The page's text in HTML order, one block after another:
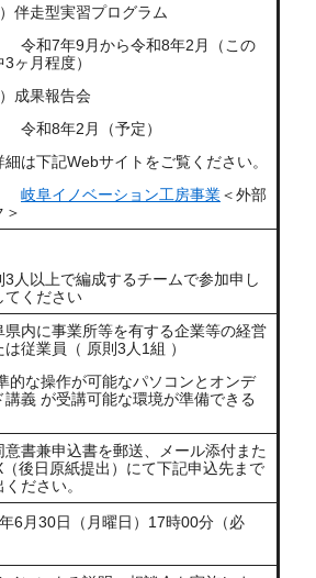
伴走型実習プログラム
7年9月から令和8年2月（この
ヶ月程度）
成果報告会
8年2月（予定）
は下記Webサイトをご覧ください。
岐阜イノベーション工房事業＜外部
＞
人以上で編成するチームで参加申し
てください
県内に事業所等を有する企業等の経営
は従業員（ 原則3人1組 ）
的な操作が可能なパソコンとオンデ
講義 が受講可能な環境が準備できる
意書兼申込書を郵送、メール添付また
（後日原紙提出）にて下記申込先まで
ださい。
6月30日（月曜日）17時00分（必